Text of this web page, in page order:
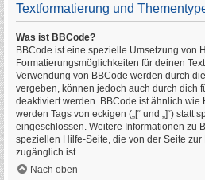
Textformatierung und
Was ist BBCode?
BBCode ist eine spezielle Umsetzung von
Formatierungsmöglichkeiten für deinen
Verwendung von BBCode werden durch
vergeben, können jedoch auch durch dich
deaktiviert werden. BBCode ist ähnlich wie
werden Tags von eckigen („[“ und „]“) statt
eingeschlossen. Weitere Informationen zu
speziellen Hilfe-Seite, die von der Seite
zugänglich ist.
Nach oben